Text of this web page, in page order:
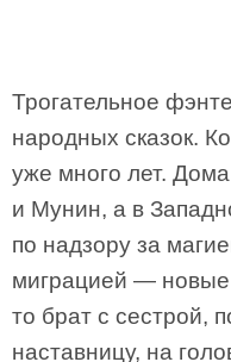
Трогательное
народных сказок.
уже много лет.
и Мунин, а в
по надзору за
миграцией —
то брат с сестрой,
наставницу, на